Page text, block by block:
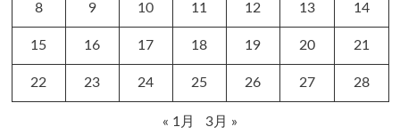
8 9 10 11 12 13 14
15 16 17 18 19 20 21
22 23 24 25 26 27 28
« 1月 3月 »